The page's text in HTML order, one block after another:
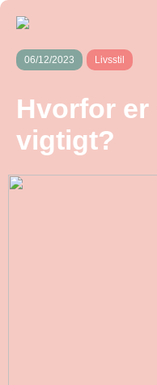
06/12/2023 Livsstil
Hvorfor er
vigtigt?